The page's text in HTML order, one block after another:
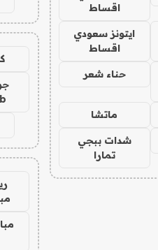
اقساط
ايتونز سعودي
اقساط
حناء شعر
ماتشا
شدات ببجي
تمارا